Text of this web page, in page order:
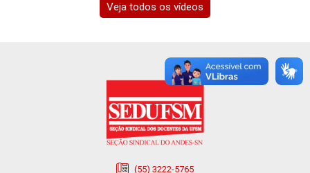
Veja todos os vídeos
(55) 3222-5765